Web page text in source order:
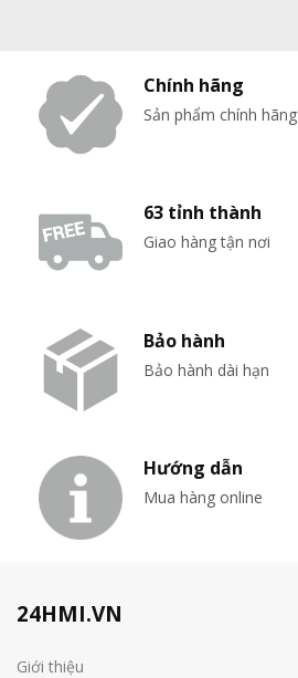
Chính hãng
Sản phẩm chính hãng
63 tỉnh thành
Giao hàng tận nơi
Bảo hành
Bảo hành dài hạn
Hướng dẫn
Mua hàng online
24HMI.VN
Giới thiệu